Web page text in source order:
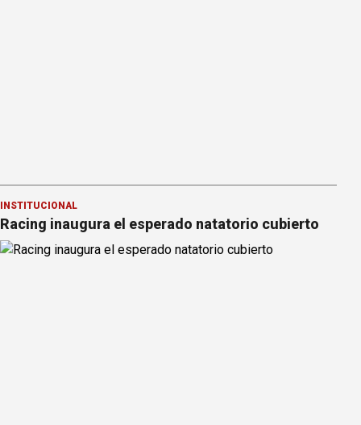
INSTITUCIONAL
Racing inaugura el esperado natatorio cubierto